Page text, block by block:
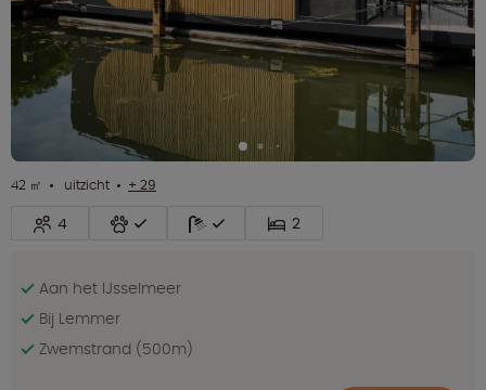
42 ㎡ uitzicht + 29
4 2
Aan het IJsselmeer
Bij Lemmer
Zwemstrand (500m)